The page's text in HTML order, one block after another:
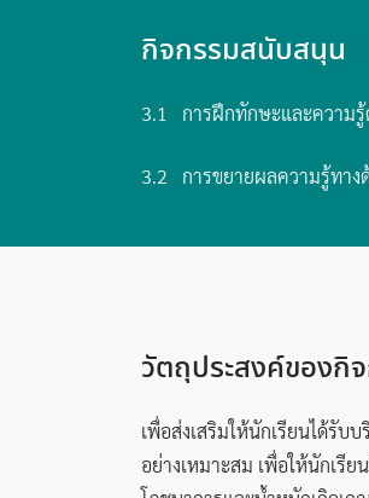
กิจกรรมสนับสนุน
3.1 การฝึกทักษะและความรู้
3.2 การขยายผลความรู้ทา
วัตถุประสงค์ของกิ
เพื่อส่งเสริมให้นักเรียนได้รั
อย่างเหมาะสม เพื่อให้นักเ